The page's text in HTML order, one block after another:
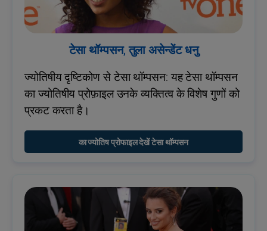
टेसा थॉम्पसन, तुला असेन्डेंट धनु
ज्योतिषीय दृष्टिकोण से टेसा थॉम्पसन: यह टेसा थॉम्पसन
का ज्योतिषीय प्रोफ़ाइल उनके व्यक्तित्व के विशेष गुणों को
प्रकट करता है।
का ज्योतिष प्रोफाइल देखें टेसा थॉम्पसन